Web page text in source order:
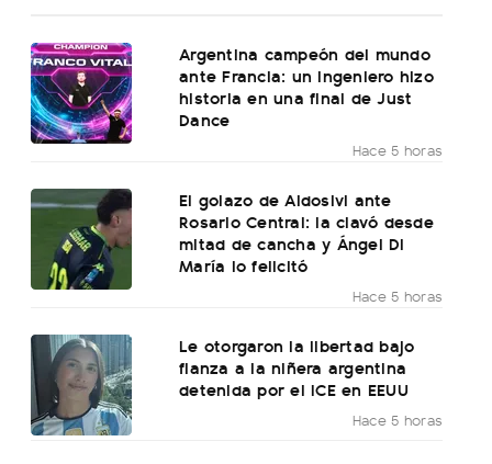
Argentina campeón del mundo
ante Francia: un ingeniero hizo
historia en una final de Just
Dance
Hace 5 horas
El golazo de Aldosivi ante
Rosario Central: la clavó desde
mitad de cancha y Ángel Di
María lo felicitó
Hace 5 horas
Le otorgaron la libertad bajo
fianza a la niñera argentina
detenida por el ICE en EEUU
Hace 5 horas